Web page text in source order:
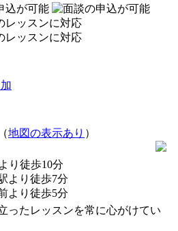
地図の表示あり ）
り徒歩10分
より徒歩7分
より徒歩5分
ったレッスンを常に心がけてい